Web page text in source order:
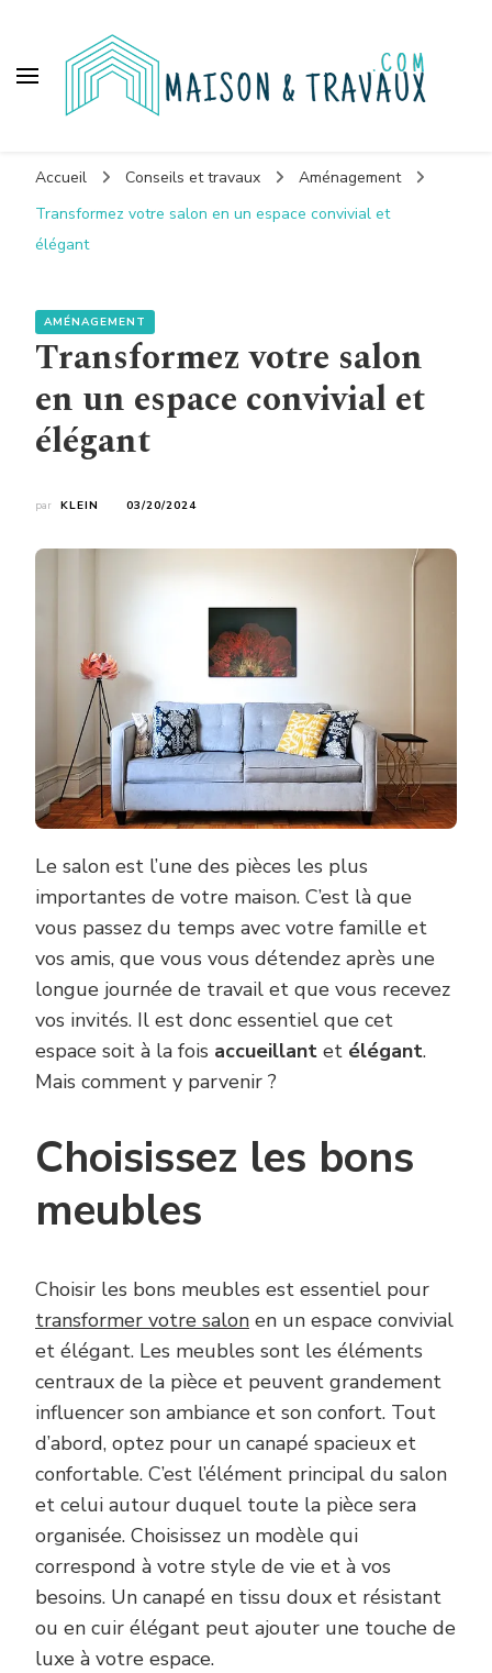
Accueil Conseils et travaux
Aménagement
Transformez votre salon en un espace convivial et
élégant
AMÉNAGEMENT
Transformez votre salon
en un espace convivial et
élégant
par KLEIN 03/20/2024
Le salon est l’une des pièces les plus
importantes de votre maison. C’est là que
vous passez du temps avec votre famille et
vos amis, que vous vous détendez après une
longue journée de travail et que vous recevez
vos invités. Il est donc essentiel que cet
espace soit à la fois accueillant et élégant.
Mais comment y parvenir ?
Choisissez les bons
meubles
Choisir les bons meubles est essentiel pour
transformer votre salon en un espace convivial
et élégant. Les meubles sont les éléments
centraux de la pièce et peuvent grandement
influencer son ambiance et son confort. Tout
d’abord, optez pour un canapé spacieux et
confortable. C’est l’élément principal du salon
et celui autour duquel toute la pièce sera
organisée. Choisissez un modèle qui
correspond à votre style de vie et à vos
besoins. Un canapé en tissu doux et résistant
ou en cuir élégant peut ajouter une touche de
luxe à votre espace.